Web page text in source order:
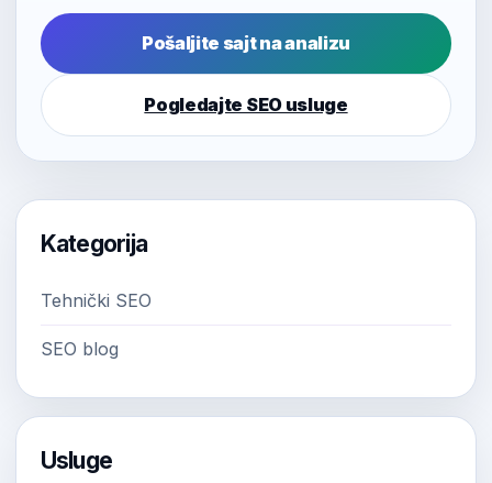
Pošaljite sajt na analizu
Pogledajte SEO usluge
Kategorija
Tehnički SEO
SEO blog
Usluge